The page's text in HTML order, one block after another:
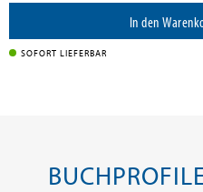
In den
SOFORT LIEFERBAR